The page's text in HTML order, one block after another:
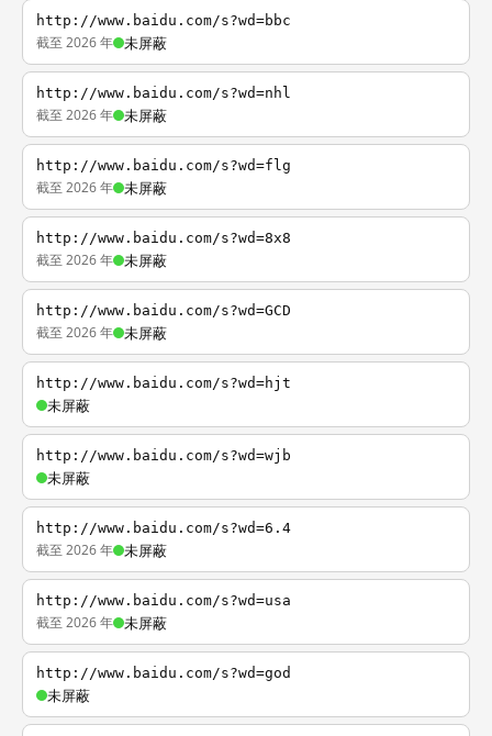
http://www.baidu.com/s?wd=bbc
截至 2026 年 未屏蔽
http://www.baidu.com/s?wd=nhl
截至 2026 年 未屏蔽
http://www.baidu.com/s?wd=flg
截至 2026 年 未屏蔽
http://www.baidu.com/s?wd=8x8
截至 2026 年 未屏蔽
http://www.baidu.com/s?wd=GCD
截至 2026 年 未屏蔽
http://www.baidu.com/s?wd=hjt
未屏蔽
http://www.baidu.com/s?wd=wjb
未屏蔽
http://www.baidu.com/s?wd=6.4
截至 2026 年 未屏蔽
http://www.baidu.com/s?wd=usa
截至 2026 年 未屏蔽
http://www.baidu.com/s?wd=god
未屏蔽